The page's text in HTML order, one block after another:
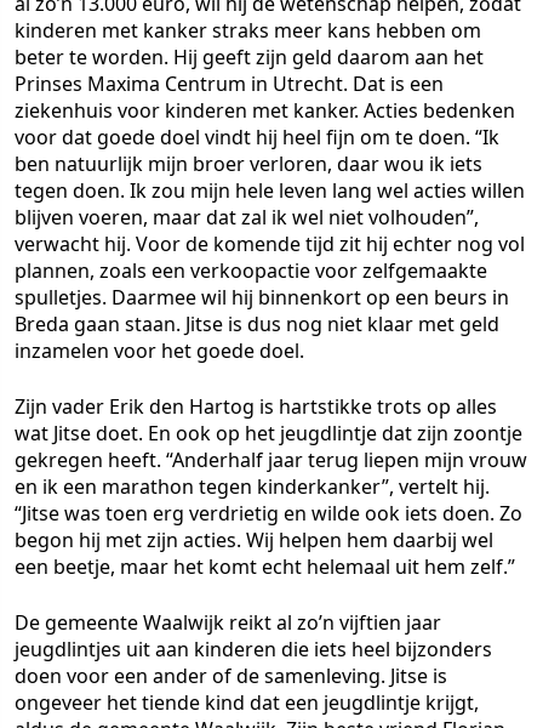
kinderen met kanker straks meer kans hebben om
beter te worden. Hij geeft zijn geld daarom aan het
Prinses Maxima Centrum in Utrecht. Dat is een
ziekenhuis voor kinderen met kanker. Acties bedenken
voor dat goede doel vindt hij heel fijn om te doen. “Ik
ben natuurlijk mijn broer verloren, daar wou ik iets
tegen doen. Ik zou mijn hele leven lang wel acties willen
blijven voeren, maar dat zal ik wel niet volhouden”,
verwacht hij. Voor de komende tijd zit hij echter nog vol
plannen, zoals een verkoopactie voor zelfgemaakte
spulletjes. Daarmee wil hij binnenkort op een beurs in
Breda gaan staan. Jitse is dus nog niet klaar met geld
inzamelen voor het goede doel.
Zijn vader Erik den Hartog is hartstikke trots op alles
wat Jitse doet. En ook op het jeugdlintje dat zijn zoontje
gekregen heeft. “Anderhalf jaar terug liepen mijn vrouw
en ik een marathon tegen kinderkanker”, vertelt hij.
“Jitse was toen erg verdrietig en wilde ook iets doen. Zo
begon hij met zijn acties. Wij helpen hem daarbij wel
een beetje, maar het komt echt helemaal uit hem zelf.”
De gemeente Waalwijk reikt al zo’n vijftien jaar
jeugdlintjes uit aan kinderen die iets heel bijzonders
doen voor een ander of de samenleving. Jitse is
ongeveer het tiende kind dat een jeugdlintje krijgt,